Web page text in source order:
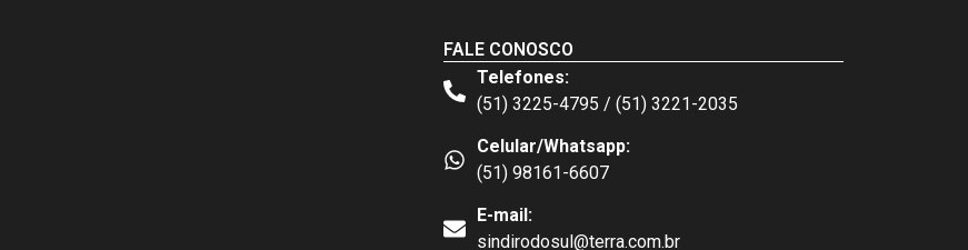
FALE CONOSCO
Telefones:
(51) 3225-4795 / (51) 3221-2035
Celular/Whatsapp:
(51) 98161-6607
E-mail:
sindirodosul@terra.com.br